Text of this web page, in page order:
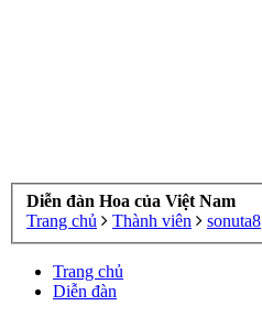
Diễn đàn Hoa của Việt Nam
Trang chủ
Thành viên sonuta8
Trang chủ
Diễn đàn